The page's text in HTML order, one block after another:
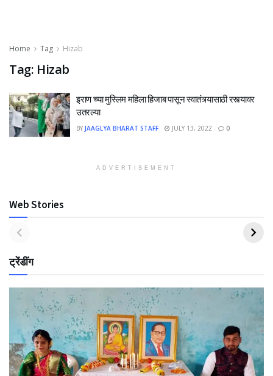
Home Tag Hizab
Tag: Hizab
इराण च्या मुस्लिम महिला हिजाब पासून स्वातंत्र्यासाठी रस्त्यावर
उतरल्या
BY JAAGLYA BHARAT STAFF JULY 13, 2022 0
ADVERTISEMENT
Web Stories
ट्रेंडींग